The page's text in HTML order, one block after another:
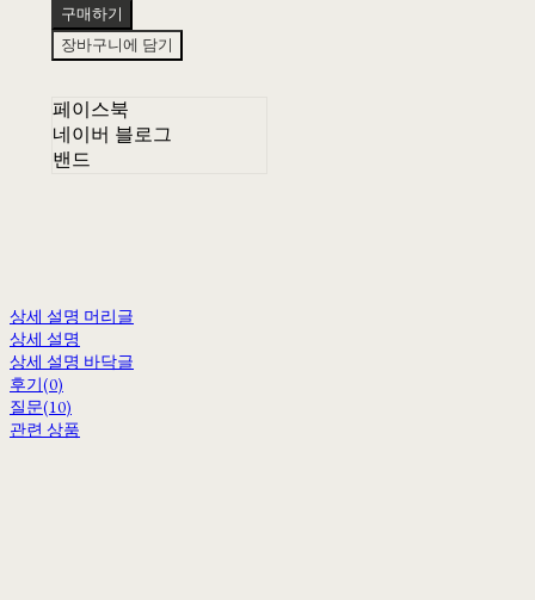
구매하기
장바구니에 담기
페이스북
네이버 블로그
밴드
상세 설명 머리글
상세 설명
상세 설명 바닥글
후기(0)
질문(10)
관련 상품